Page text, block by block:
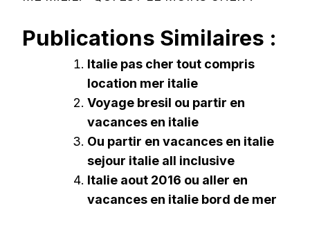
Publications Similaires :
Italie pas cher tout compris
location mer italie
Voyage bresil ou partir en
vacances en italie
Ou partir en vacances en italie
sejour italie all inclusive
Italie aout 2016 ou aller en
vacances en italie bord de mer